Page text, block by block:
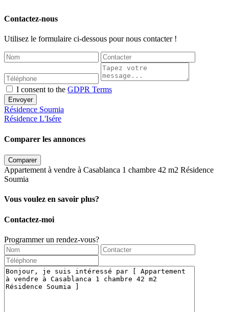
Contactez-nous
Utilisez le formulaire ci-dessous pour nous contacter !
I consent to the GDPR Terms
Envoyer
Résidence Soumia
Résidence L'Isére
Comparer les annonces
Comparer
Appartement à vendre à Casablanca 1 chambre 42 m2 Résidence
Soumia
Vous voulez en savoir plus?
Contactez-moi
Programmer un rendez-vous?